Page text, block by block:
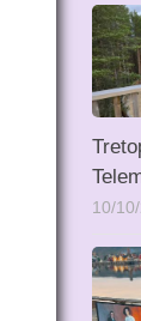
10/